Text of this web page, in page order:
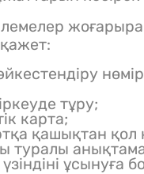
тұру;
карта;
қашықтан қол
туралы
ұсынуға